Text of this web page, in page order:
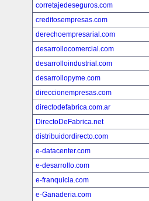
corretajedeseguros.com
creditosempresas.com
derechoempresarial.com
desarrollocomercial.com
desarrolloindustrial.com
desarrollopyme.com
direccionempresas.com
directodefabrica.com.ar
DirectoDeFabrica.net
distribuidordirecto.com
e-datacenter.com
e-desarrollo.com
e-franquicia.com
e-Ganaderia.com